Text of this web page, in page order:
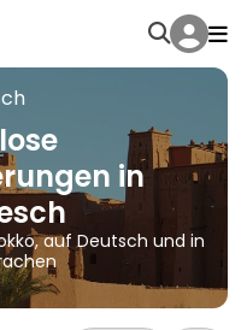
in
auf Deutsch und in